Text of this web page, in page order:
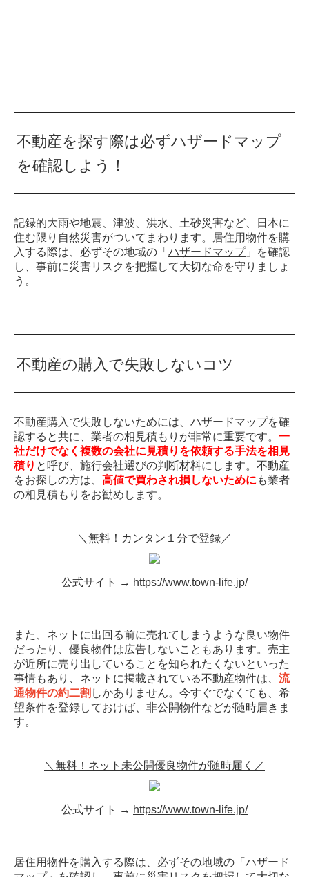
不動産を探す際は必ずハザードマップ
を確認しよう！
記録的大雨や地震、津波、洪水、土砂災害など、日本に
住む限り自然災害がついてまわります。居住用物件を購
入する際は、必ずその地域の「 ハザードマップ」を確認
し、事前に災害リスクを把握して大切な命を守りましょ
う。
不動産の購入で失敗しないコツ
不動産購入で失敗しないためには、ハザードマップを確
認すると共に、業者の相見積もりが非常に重要です。 一
社だけでなく複数の会社に見積りを依頼する手法を相見
積り と呼び、施行会社選びの判断材料にします。不動産
をお探しの方は、 高値で買わされ損しないために も業者
の相見積もりをお勧めします。
＼無料！カンタン１分で登録／
公式サイト → https://www.town-life.jp/
また、ネットに出回る前に売れてしまうような良い物件
だったり、優良物件は広告しないこともあります。売主
が近所に売り出していることを知られたくないといった
事情もあり、ネットに掲載されている不動産物件は、 流
通物件の約二割 しかありません。今すぐでなくても、希
望条件を登録しておけば、非公開物件などが随時届きま
す。
＼無料！ネット未公開優良物件が随時届く／
公式サイト → https://www.town-life.jp/
居住用物件を購入する際は、必ずその地域の「 ハザード